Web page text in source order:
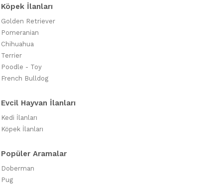
Köpek İlanları
Golden Retriever
Pomeranian
Chihuahua
Terrier
Poodle - Toy
French Bulldog
Evcil Hayvan İlanları
Kedi İlanları
Köpek İlanları
Popüler Aramalar
Doberman
Pug